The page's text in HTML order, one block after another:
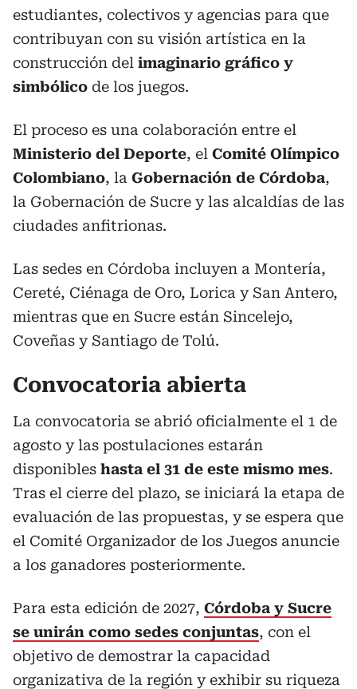
estudiantes, colectivos y agencias para que
contribuyan con su visión artística en la
construcción del imaginario gráfico y
simbólico de los juegos.
El proceso es una colaboración entre el
Ministerio del Deporte, el Comité Olímpico
Colombiano, la Gobernación de Córdoba,
la Gobernación de Sucre y las alcaldías de las
ciudades anfitrionas.
Las sedes en Córdoba incluyen a Montería,
Cereté, Ciénaga de Oro, Lorica y San Antero,
mientras que en Sucre están Sincelejo,
Coveñas y Santiago de Tolú.
Convocatoria abierta
La convocatoria se abrió oficialmente el 1 de
agosto y las postulaciones estarán
disponibles hasta el 31 de este mismo mes.
Tras el cierre del plazo, se iniciará la etapa de
evaluación de las propuestas, y se espera que
el Comité Organizador de los Juegos anuncie
a los ganadores posteriormente.
Para esta edición de 2027, Córdoba y Sucre
se unirán como sedes conjuntas, con el
objetivo de demostrar la capacidad
organizativa de la región y exhibir su riqueza